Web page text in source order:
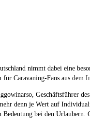
nimmt dabei eine
Caravaning-Fans aus dem
Geschäftsführer
denn je Wert auf
bei den